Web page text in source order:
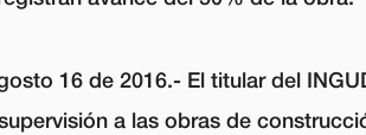
16 de 2016.- El titular del
a las obras de